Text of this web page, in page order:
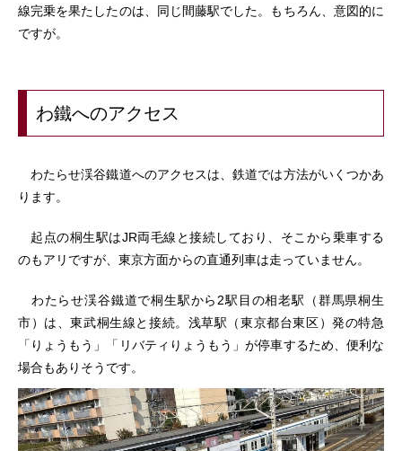
線完乗を果たしたのは、同じ間藤駅でした。もちろん、意図的に
ですが。
わ鐵へのアクセス
わたらせ渓谷鐵道へのアクセスは、鉄道では方法がいくつかあ
ります。
起点の桐生駅はJR両毛線と接続しており、そこから乗車する
のもアリですが、東京方面からの直通列車は走っていません。
わたらせ渓谷鐵道で桐生駅から2駅目の相老駅（群馬県桐生
市）は、東武桐生線と接続。浅草駅（東京都台東区）発の特急
「りょうもう」「リバティりょうもう」が停車するため、便利な
場合もありそうです。